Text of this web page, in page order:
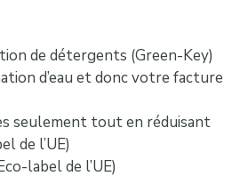
de détergents (Green-Key)
d’eau et donc votre facture
seulement tout en réduisant
de l’UE)
label de l’UE)